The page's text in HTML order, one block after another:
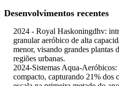
Desenvolvimentos recentes
2024 - Royal Haskoningdhv:
granular aeróbico de alta
menor, visando grandes plantas
regiões urbanas.
2024-Sistemas Aqua-
compacto, capturando 21% dos